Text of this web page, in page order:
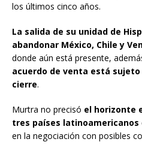
los últimos cinco años.
La salida de su unidad de
abandonar México, Chile y
donde aún está presente,
acuerdo de venta está
cierre.
Murtra no precisó el horizonte
tres países latinoamericanos
en la negociación con posibles